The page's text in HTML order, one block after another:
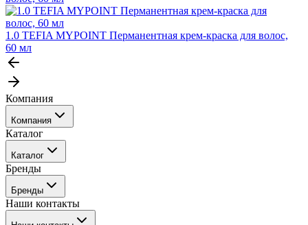
1.0 TEFIA MYPOINT Перманентная крем-краска для волос,
60 мл
Компания
Компания
События
Покупателю
Каталог
Каталог
Профессиональные средства для окрашивания волос
Сервисные средства
Уход
Стайлинг
Бренды
Бренды
Tefia
Наши контакты